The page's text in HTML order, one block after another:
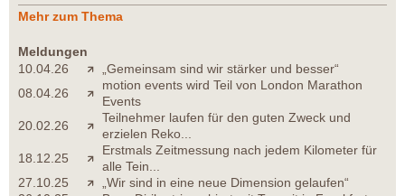
Mehr zum Thema
Meldungen
10.04.26
„Gemeinsam sind wir stärker und besser“
08.04.26
motion events wird Teil von London Marathon
Events
20.02.26
Teilnehmer laufen für den guten Zweck und
erzielen Reko...
18.12.25
Erstmals Zeitmessung nach jedem Kilometer für
alle Tein...
27.10.25
„Wir sind in eine neue Dimension gelaufen“